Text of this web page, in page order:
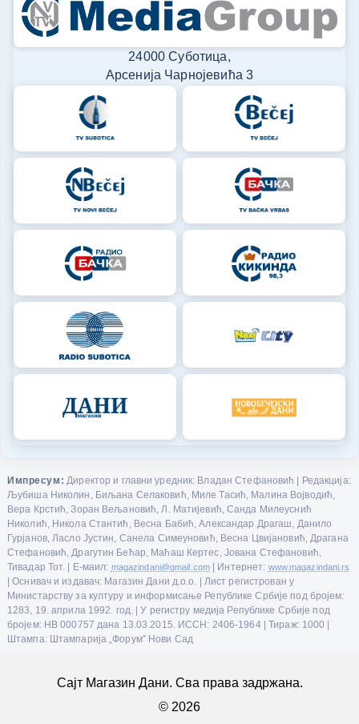
24000 Суботица,
Арсенија Чарнојевића 3
Импресум: Директор и главни уредник: Владан Стефановић | Редакција:
Љубиша Николин, Биљана Селаковић, Миле Тасић, Малина Војводић,
Вера Крстић, Зоран Вељановић, Л. Матијевић, Санда Милеуснић
Николић, Никола Стантић, Весна Бабић, Александар Драгаш, Данило
Гурјанов, Ласло Јустин, Санела Симеуновић, Весна Цвијановић, Драгана
Стефановић, Драгутин Бећар, Маћаш Кертес, Јована Стефановић,
Тивадар Тот. | Е-маил: magazindani@gmail.com | Интернет: www.magazindani.rs
| Оснивач и издавач: Магазин Дани д.о.о. | Лист регистрован у
Министарству за културу и информисање Републике Србије под бројем:
1283, 19. априла 1992. год. | У регистру медија Републике Србије под
бројем: НВ 000757 дана 13.03.2015. ИССН: 2406-1964 | Тираж: 1000 |
Штампа: Штампарија „Форум” Нови Сад
Сајт Магазин Дани. Сва права задржана.
© 2026